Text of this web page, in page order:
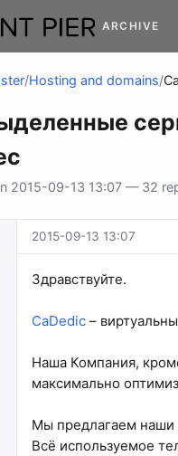
ARCHIVE
/Hosting and domains/
2015-09-13 13:07 — 32
2015-09-13 13:07
Здравствуйте.
CaDedic –
Наша Компания,
максимально
Мы предлагаем
Всё используемое